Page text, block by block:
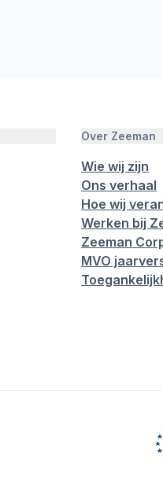
Over Zeeman
Wie wij zijn
Ons verhaal
Hoe wij
Werken bij
Zeeman
MVO